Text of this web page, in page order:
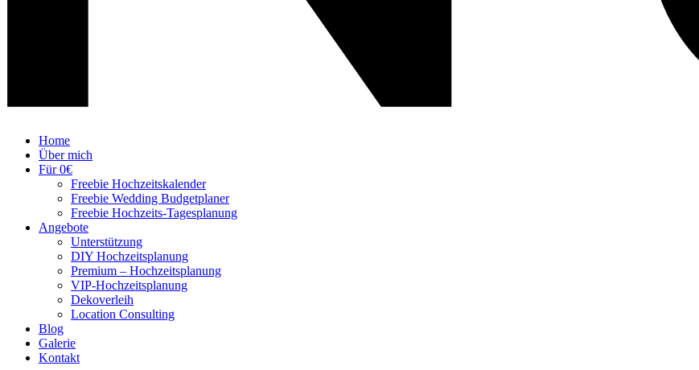
Home
Über mich
Für 0€
Freebie Hochzeitskalender
Freebie Wedding Budgetplaner
Freebie Hochzeits-Tagesplanung
Angebote
Unterstützung
DIY Hochzeitsplanung
Premium – Hochzeitsplanung
VIP-Hochzeitsplanung
Dekoverleih
Location Consulting
Blog
Galerie
Kontakt